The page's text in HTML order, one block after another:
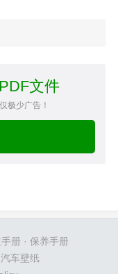
文件
极少广告！
册· 保养手册
汽车壁纸